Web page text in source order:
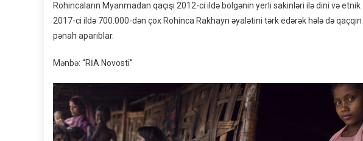
Rohincaların Myanmadan qaçışı 2012-ci ildə bölgənin yerli sakinləri ilə dini və
2017-ci ildə 700.000-dən çox Rohinca Rakhayn əyalətini tərk edərək hələ də
pənah aparıblar.
Mənbə: “RİA Novosti”